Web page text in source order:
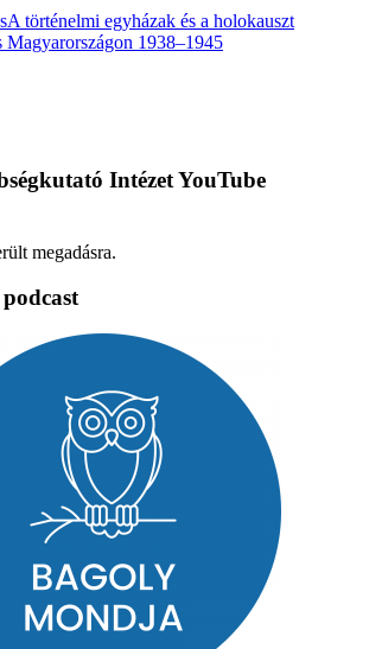
A történelmi egyházak és a holokauszt
Magyarországon 1938–1945
Intézet YouTube
megadásra.